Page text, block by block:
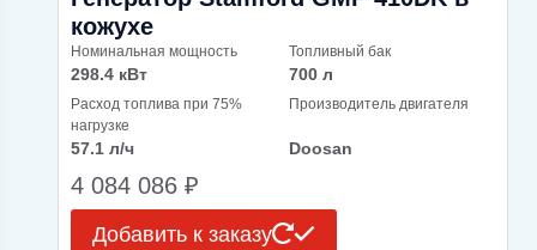
кожухе
Номинальная мощность
298.4 кВт
Топливный бак
700 л
Расход топлива при 75%
нагрузке
57.1 л/ч
Производитель двигателя
Doosan
4 084 086 ₽
Добавить к заказу